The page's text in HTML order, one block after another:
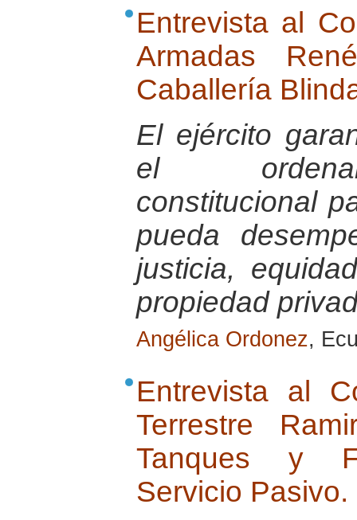
Entrevista al
Armadas
Caballería
El ejército
el
constitucional
pueda
justicia,
propiedad
Angélica Ordonez,
Entrevista al
Terrestre
Tanques y
Servicio Pasivo.